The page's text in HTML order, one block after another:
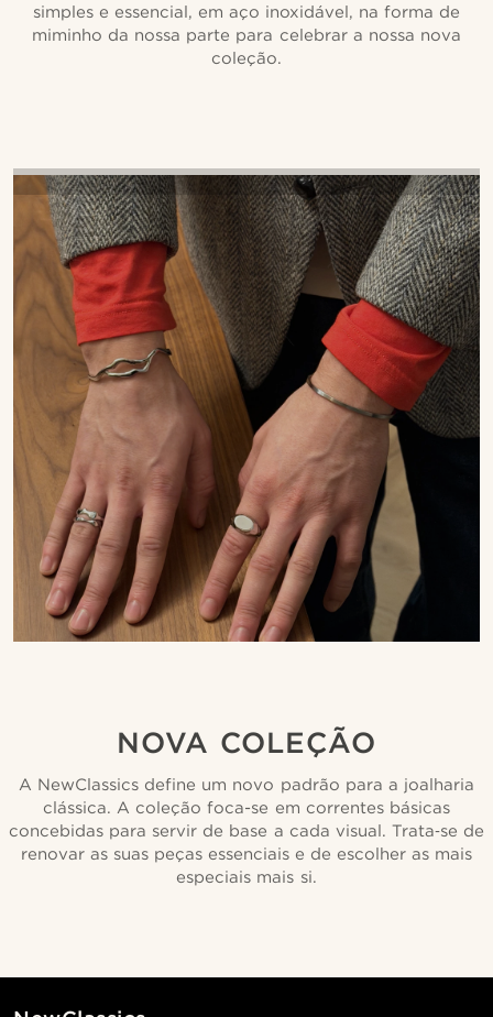
simples e essencial, em aço inoxidável, na forma de
miminho da nossa parte para celebrar a nossa nova
coleção.
NOVA COLEÇÃO
A NewClassics define um novo padrão para a joalharia
clássica. A coleção foca-se em correntes básicas
concebidas para servir de base a cada visual. Trata‑se de
renovar as suas peças essenciais e de escolher as mais
especiais mais si.